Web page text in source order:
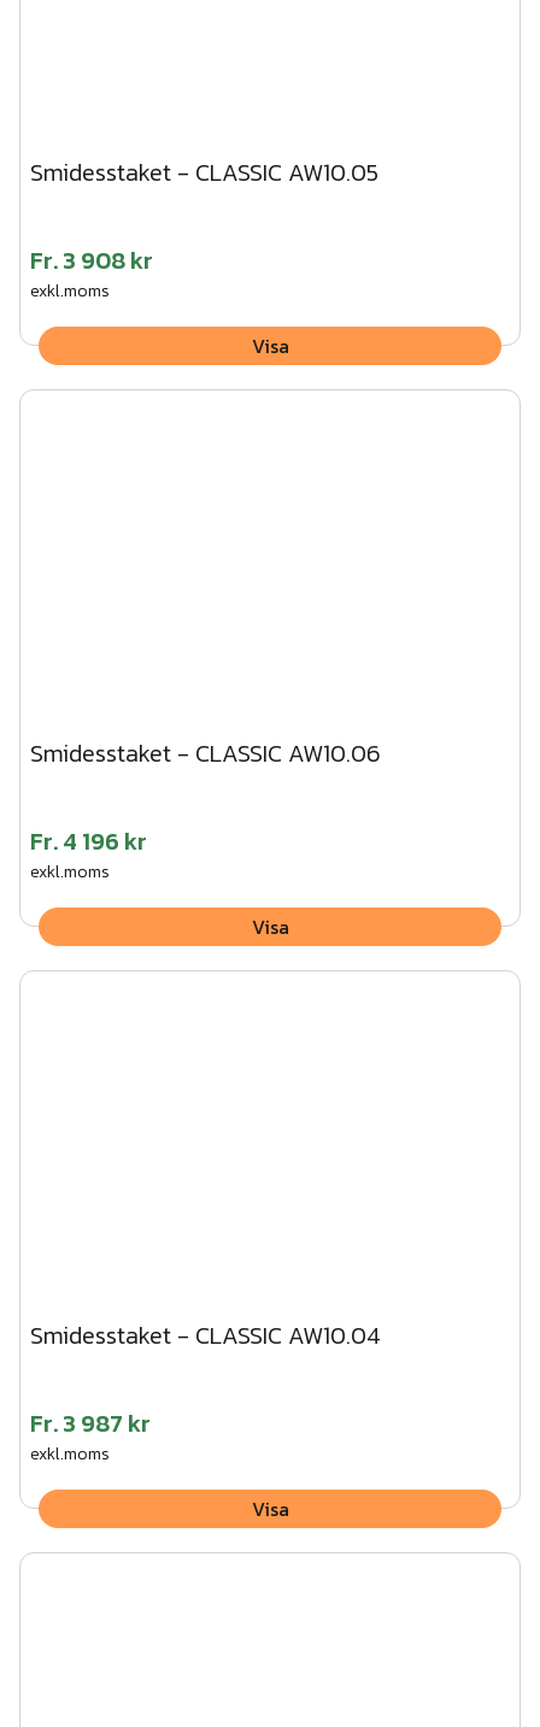
Smidesstaket - CLASSIC AW10.05
Fr.3 908 kr
exkl.moms
Visa
Smidesstaket - CLASSIC AW10.06
Fr.4 196 kr
exkl.moms
Visa
Smidesstaket - CLASSIC AW10.04
Fr.3 987 kr
exkl.moms
Visa